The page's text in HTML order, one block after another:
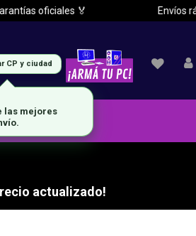
oficiales 🏅 Envíos
CP y ciudad
actualizado!